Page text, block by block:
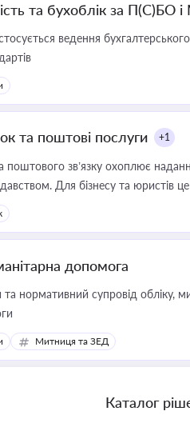
та бухоблік за П(С)БО
ведення
та поштові послуги +1
поштового зв’язку охоплює
Для бізнесу та юристів
прав споживачів.
допомога
та нормативний супровід обліку,
Митниця та ЗЕД
Каталог